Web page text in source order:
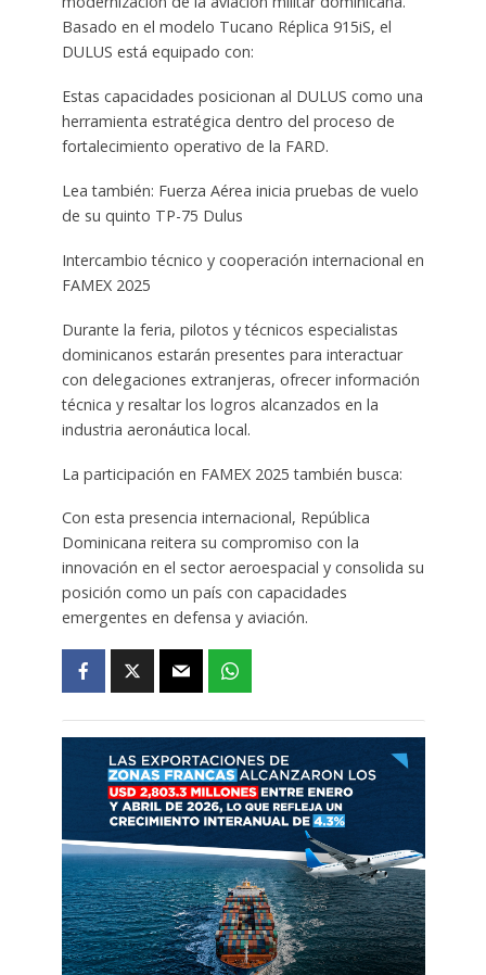
Basado en el modelo Tucano Réplica 915iS, el
DULUS está equipado con:
Estas capacidades posicionan al DULUS como una
herramienta estratégica dentro del proceso de
fortalecimiento operativo de la FARD.
Lea también: Fuerza Aérea inicia pruebas de vuelo
de su quinto TP-75 Dulus
Intercambio técnico y cooperación internacional en
FAMEX 2025
Durante la feria, pilotos y técnicos especialistas
dominicanos estarán presentes para interactuar
con delegaciones extranjeras, ofrecer información
técnica y resaltar los logros alcanzados en la
industria aeronáutica local.
La participación en FAMEX 2025 también busca:
Con esta presencia internacional, República
Dominicana reitera su compromiso con la
innovación en el sector aeroespacial y consolida su
posición como un país con capacidades
emergentes en defensa y aviación.